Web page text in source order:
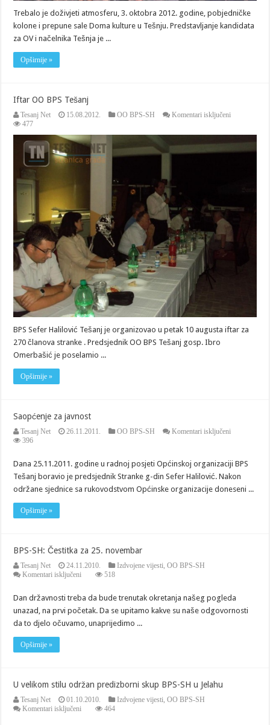
Trebalo je doživjeti atmosferu, 3. oktobra 2012. godine, pobjedničke
kolone i prepune sale Doma kulture u Tešnju. Predstavljanje kandidata
za OV i načelnika Tešnja je ...
Opširnije »
Iftar OO BPS Tešanj
Tesanj Net 15.08.2012. OO BPS-SH Komentari isključeni
BPS
Tešanj
477
BPS Sefer Halilović Tešanj je organizovao u petak 10 augusta iftar za
270 članova stranke . Predsjednik OO BPS Tešanj gosp. Ibro
Omerbašić je poselamio ...
Opširnije »
Saopćenje za javnost
Tesanj Net 26.11.2011. OO BPS-SH Komentari isključeni
396
Dana 25.11.2011. godine u radnoj posjeti Općinskoj organizaciji BPS
Tešanj boravio je predsjednik Stranke g-din Sefer Halilović. Nakon
održane sjednice sa rukovodstvom Općinske organizacije doneseni ...
Opširnije »
BPS-SH: Čestitka za 25. novembar
Tesanj Net 24.11.2010. Izdvojene vijesti,OO BPS-SH
Komentari isključeni
Čestitka
za
novembar
518
Dan državnosti treba da bude trenutak okretanja našeg pogleda
unazad, na prvi početak. Da se upitamo kakve su naše odgovornosti
da to djelo očuvamo, unaprijedimo ...
Opširnije »
U velikom stilu održan predizborni skup BPS-SH u Jelahu
Tesanj Net 01.10.2010. Izdvojene vijesti,OO BPS-SH
Komentari isključeni
464